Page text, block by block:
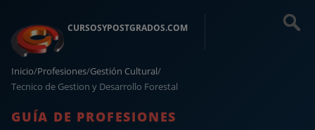
CURSOSYPOSTGRADOS.COM
Inicio/Profesiones/Gestión Cultural/
Tecnico de Gestion y Desarrollo Forestal
GUÍA DE PROFESIONES